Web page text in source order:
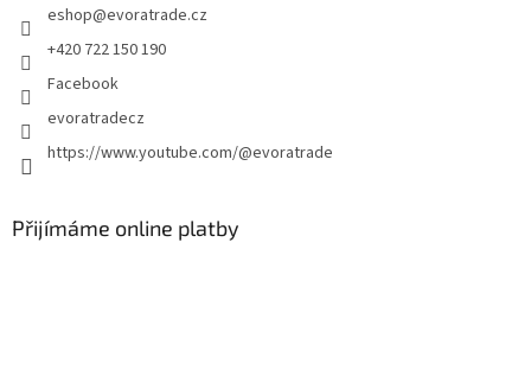
eshop@evoratrade.cz
+420 722 150 190
Facebook
evoratradecz
https://www.youtube.com/@evoratrade
Přijímáme online platby